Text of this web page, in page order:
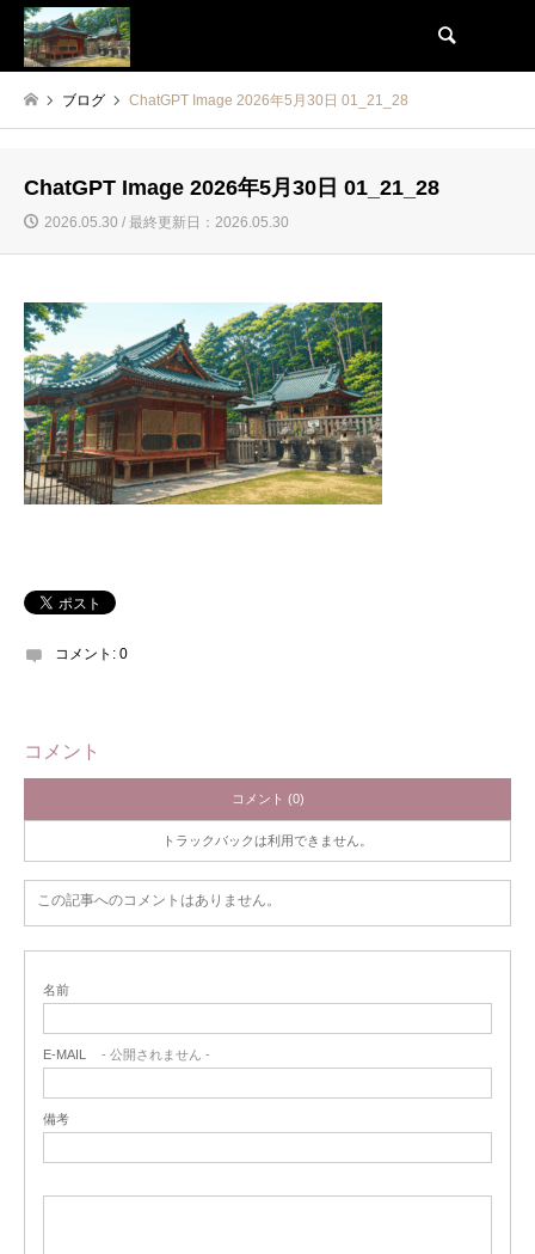
ブログ ChatGPT Image 2026年5月30日 01_21_28
ChatGPT Image 2026年5月30日 01_21_28
2026.05.30 / 最終更新日：2026.05.30
コメント: 0
コメント
コメント (0)
トラックバックは利用できません。
この記事へのコメントはありません。
名前
E-MAIL - 公開されません -
備考